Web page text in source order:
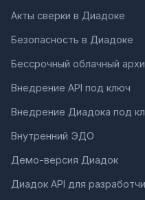
Акты сверки в Диадоке
Безопасность в Диадоке
Бессрочный облачный
Внедрение API под ключ
Внедрение Диадока под
Внутренний ЭДО
Демо-версия Диадок
Диадок API для